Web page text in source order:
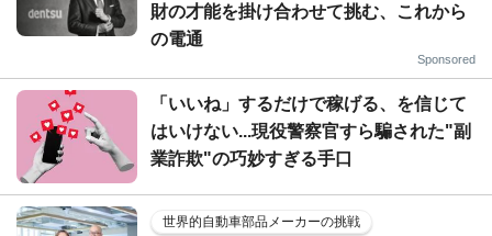
財の才能を掛け合わせて挑む、これから
の電通
Sponsored
「いいね」するだけで稼げる、を信じて
はいけない...現役警察官すら騙された"副
業詐欺"の巧妙すぎる手口
世界的自動車部品メーカーの挑戦